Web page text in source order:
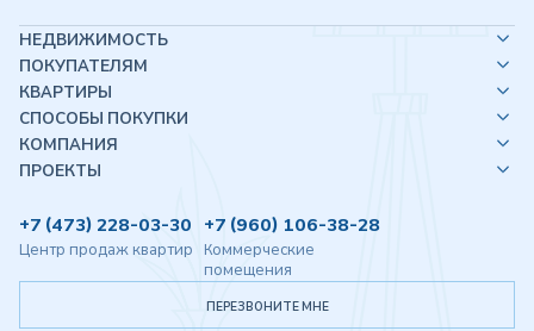
НЕДВИЖИМОСТЬ
ПОКУПАТЕЛЯМ
КВАРТИРЫ
СПОСОБЫ ПОКУПКИ
КОМПАНИЯ
ПРОЕКТЫ
+7 (473) 228-03-30
Центр продаж квартир
+7 (960) 106-38-28
Коммерческие
помещения
ПЕРЕЗВОНИТЕ МНЕ